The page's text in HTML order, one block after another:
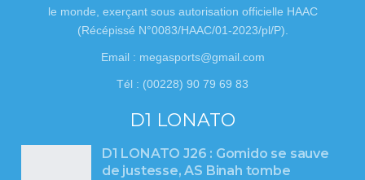
le monde, exerçant sous autorisation officielle HAAC
(Récépissé N°0083/HAAC/01-2023/pl/P).
Email : megasports@gmail.com
Tél : (00228) 90 79 69 83
D1 LONATO
D1 LONATO J26 : Gomido se sauve
de justesse, AS Binah tombe